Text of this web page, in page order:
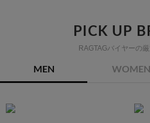
PICK UP
RAGTAGバイヤーの
MEN WOMEN